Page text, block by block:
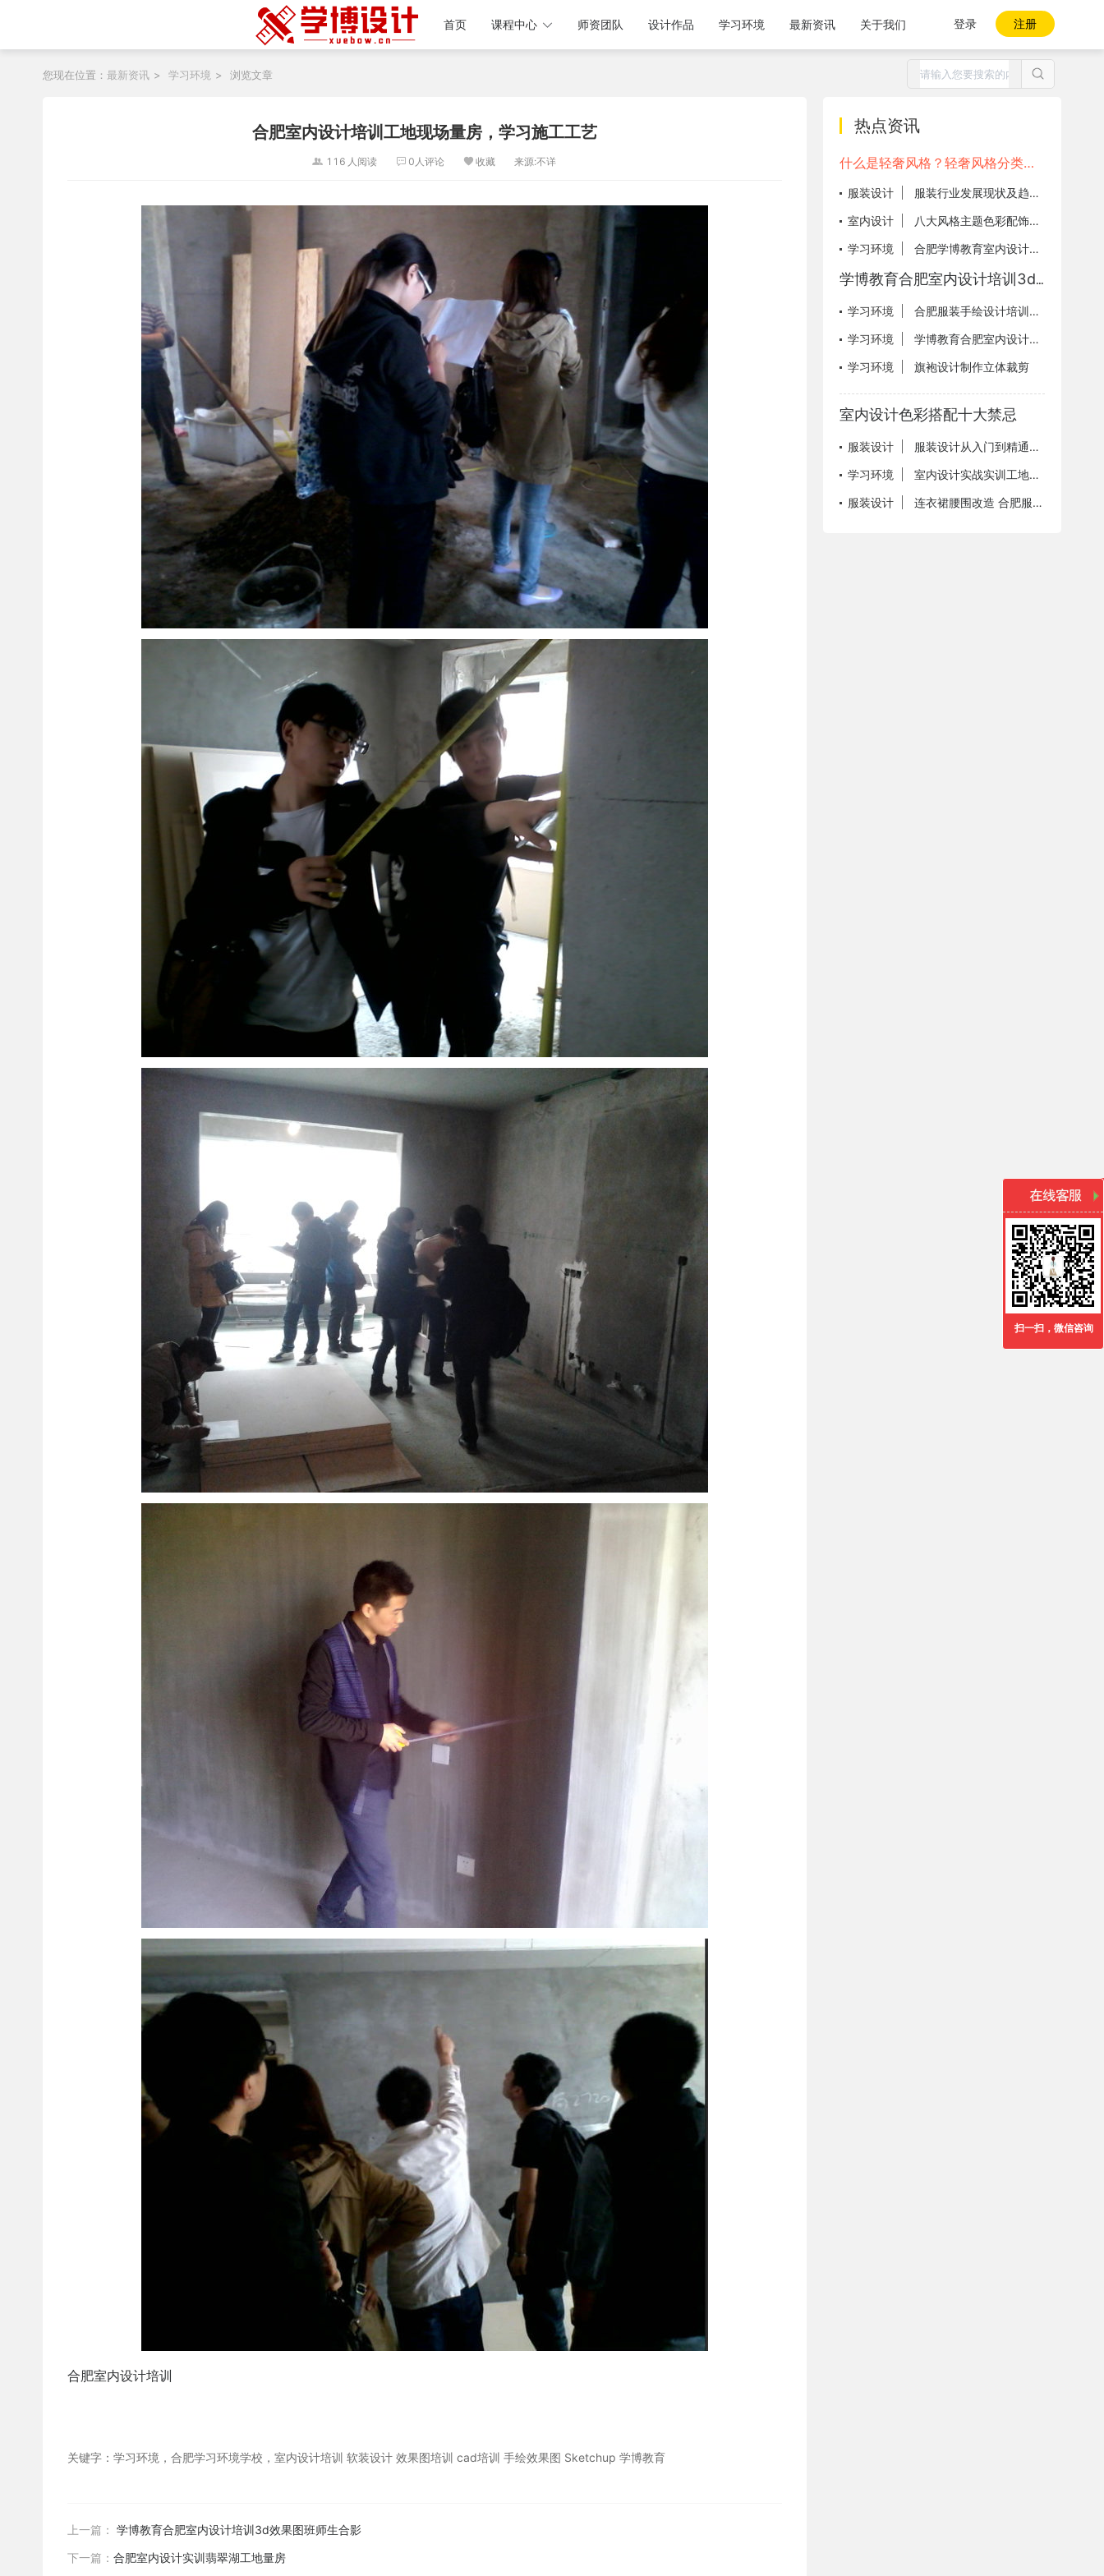
首页 课程中心 师资团队 设计作品 学习环境 最新资讯 关于我们 登录 注册
您现在位置： 最新资讯 > 学习环境 > 浏览文章
合肥室内设计培训工地现场量房，学习施工工艺
116 人阅读 0人评论 收藏 来源:不详
合肥室内设计培训
关键字：学习环境，合肥学习环境学校，室内设计培训 软装设计 效果图培训 cad培训 手绘效果图 Sketchup 学博教育
上一篇： 学博教育合肥室内设计培训3d效果图班师生合影
下一篇： 合肥室内设计实训翡翠湖工地量房
热点资讯
什么是轻奢风格？轻奢风格分类及解析！
服装设计
服装行业发展现状及趋势分析，年轻化、个性化趋势愈加明显！
室内设计
八大风格主题色彩配饰方法
学习环境
合肥学博教育室内设计现场实训
学博教育合肥室内设计培训3d效果图班师生合影
学习环境
合肥服装手绘设计培训，手绘培训基地
学习环境
学博教育合肥室内设计培训实训机房上课场景
学习环境
旗袍设计制作立体裁剪
室内设计色彩搭配十大禁忌
服装设计
服装设计从入门到精通，效果图工具大全
学习环境
室内设计实战实训工地现场
服装设计
连衣裙腰围改造 合肥服装改造
扫一扫，微信咨询